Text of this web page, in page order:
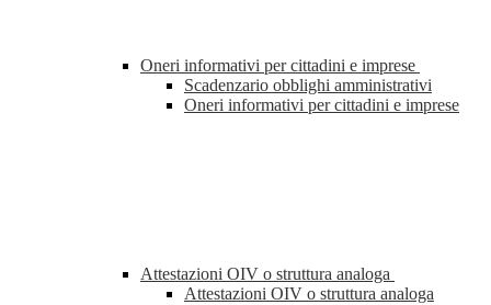
Oneri informativi per cittadini e imprese
Scadenzario obblighi amministrativi
Oneri informativi per cittadini e imprese
Attestazioni OIV o struttura analoga
Attestazioni OIV o struttura analoga